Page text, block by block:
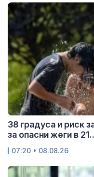
38 градуса и риск
за опасни жеги в
07:20 • 08.08.26